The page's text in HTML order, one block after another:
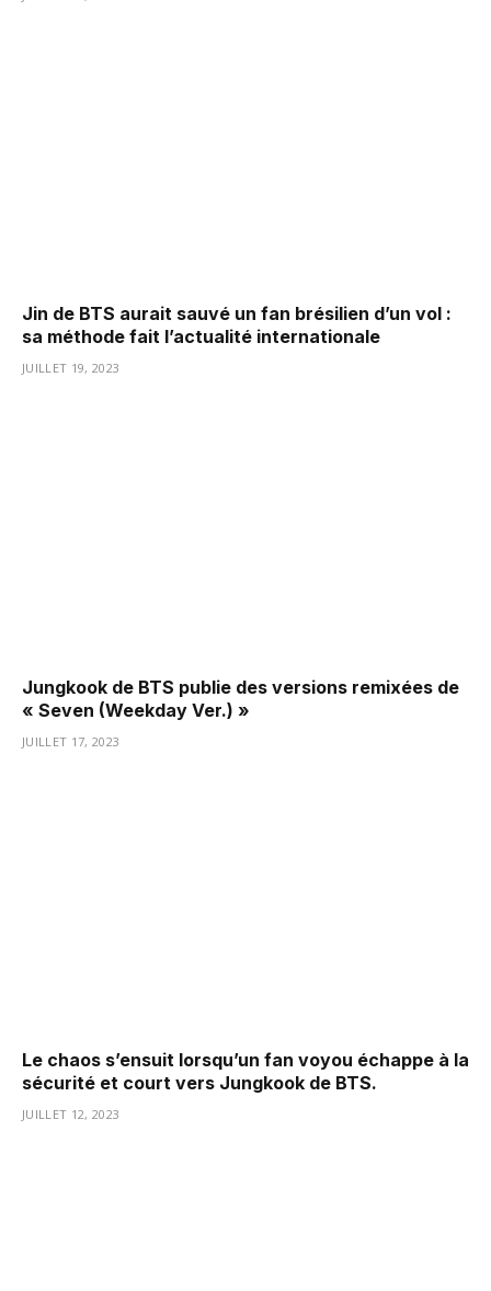
Jin de BTS aurait sauvé un fan brésilien d’un vol :
sa méthode fait l’actualité internationale
JUILLET 19, 2023
Jungkook de BTS publie des versions remixées de
« Seven (Weekday Ver.) »
JUILLET 17, 2023
Le chaos s’ensuit lorsqu’un fan voyou échappe à la
sécurité et court vers Jungkook de BTS.
JUILLET 12, 2023